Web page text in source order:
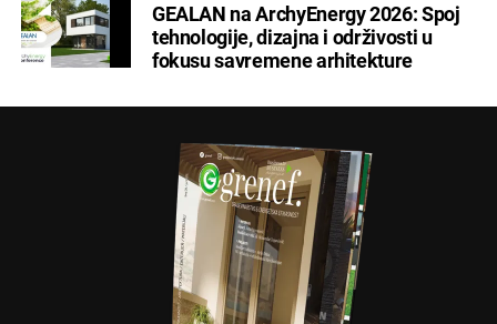
GEALAN na ArchyEnergy 2026: Spoj
tehnologije, dizajna i održivosti u
fokusu savremene arhitekture